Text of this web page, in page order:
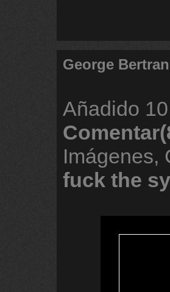
George
Añadido
Imágenes,
fuck the